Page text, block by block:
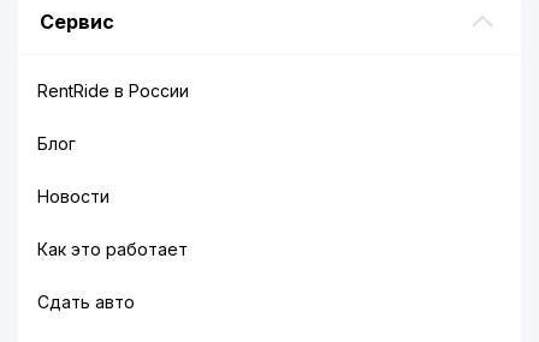
Сервис
RentRide в России
Блог
Новости
Как это работает
Сдать авто